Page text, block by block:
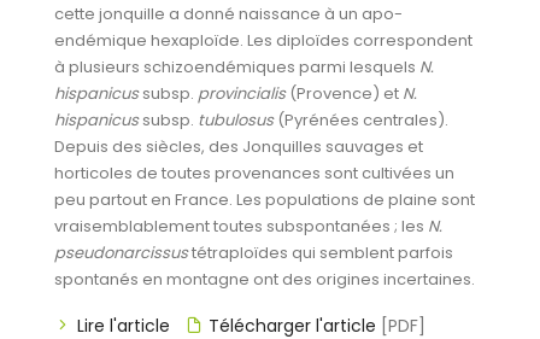
cette jonquille a donné naissance à un apo-
endémique hexaploïde. Les diploïdes correspondent
à plusieurs schizoendémiques parmi lesquels N.
hispanicussubsp. provincialis(Provence) et N.
hispanicussubsp. tubulosus (Pyrénées centrales).
Depuis des siècles, des Jonquilles sauvages et
horticoles de toutes provenances sont cultivées un
peu partout en France. Les populations de plaine sont
vraisemblablement toutes subspontanées ; les N.
pseudonarcissustétraploïdes qui semblent parfois
spontanés en montagne ont des origines incertaines.
Lire l'article Télécharger l'article [PDF]